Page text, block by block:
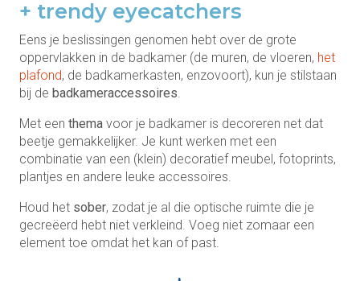
+ trendy eyecatchers
Eens je beslissingen genomen hebt over de grote
oppervlakken in de badkamer (de muren, de vloeren, het
plafond, de badkamerkasten, enzovoort), kun je stilstaan
bij de badkameraccessoires
Met een thema voor je badkamer is decoreren net dat
beetje gemakkelijker. Je kunt werken met een
combinatie van een (klein) decoratief meubel, fotoprints,
plantjes en andere leuke accessoires.
Houd het sober, zodat je al die optische ruimte die je
gecreëerd hebt niet verkleind. Voeg niet zomaar een
element toe omdat het kan of past.